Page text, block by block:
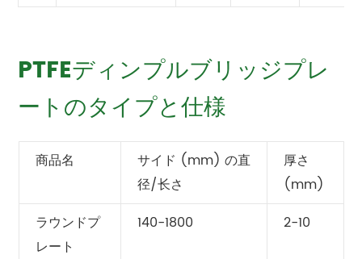
PTFEディンプルブリッジプレ
ートのタイプと仕様
商品名
サイド (mm) の直
径/长さ
厚さ
(mm)
ラウンドプ
レート
140-1800 2-10